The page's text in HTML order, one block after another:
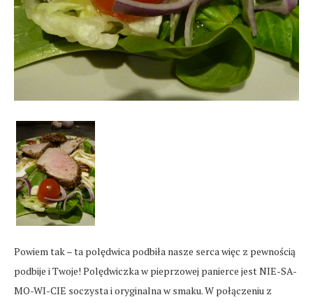
Powiem tak – ta polędwica podbiła nasze serca więc z pewnością
podbije i Twoje! Polędwiczka w pieprzowej panierce jest NIE-SA-
MO-WI-CIE soczysta i oryginalna w smaku. W połączeniu z